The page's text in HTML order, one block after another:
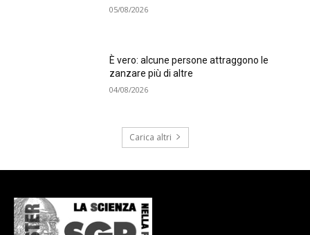
05/08/2026
È vero: alcune persone attraggono le
zanzare più di altre
04/08/2026
Carica altri